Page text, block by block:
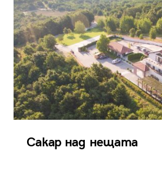
Сакар над нещата